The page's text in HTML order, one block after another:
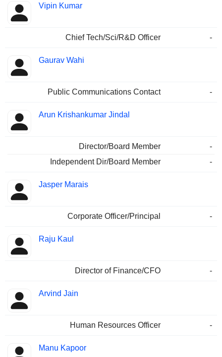
Vipin Kumar
Chief Tech/Sci/R&D Officer -
Gaurav Wahi
Public Communications Contact -
Arun Krishankumar Jindal
Director/Board Member
-
Independent Dir/Board Member
-
Jasper Marais
Corporate Officer/Principal -
Raju Kaul
Director of Finance/CFO -
Arvind Jain
Human Resources Officer -
Manu Kapoor